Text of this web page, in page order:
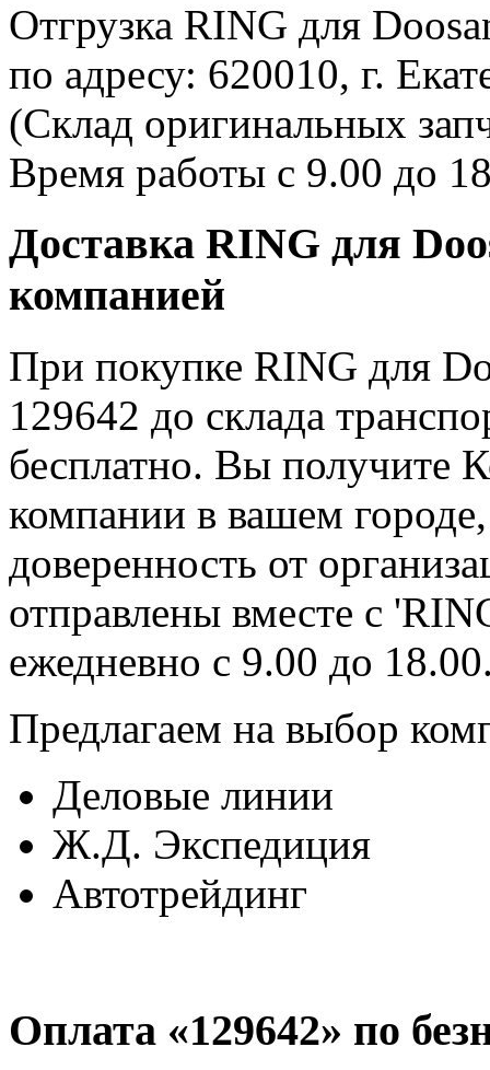
Отгрузка RING для
по адресу: 620010, г.
(Склад оригинальных
Время работы с 9.00 до
Доставка RING для
компанией
При покупке RING для
129642 до склада
бесплатно. Вы получите
компании в вашем
доверенность от
отправлены вместе с
ежедневно с 9.00 до
Предлагаем на выбор
Деловые линии
Ж.Д. Экспедиция
Автотрейдинг
Оплата «129642» по